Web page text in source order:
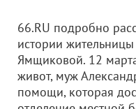
66.RU подробно
истории
Ямщиковой. 12
живот, муж
помощи, которая